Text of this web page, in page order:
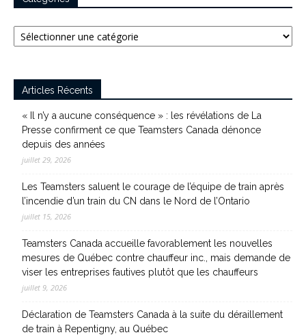
Catégories
Articles Récents
« Il n’y a aucune conséquence » : les révélations de La
Presse confirment ce que Teamsters Canada dénonce
depuis des années
juillet 29, 2026
Les Teamsters saluent le courage de l’équipe de train après
l’incendie d’un train du CN dans le Nord de l’Ontario
juillet 15, 2026
Teamsters Canada accueille favorablement les nouvelles
mesures de Québec contre chauffeur inc., mais demande de
viser les entreprises fautives plutôt que les chauffeurs
juillet 9, 2026
Déclaration de Teamsters Canada à la suite du déraillement
de train à Repentigny, au Québec